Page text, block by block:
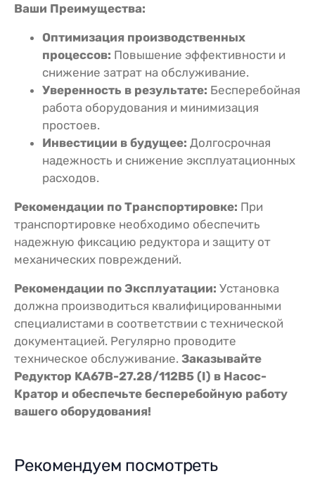
Ваши Преимущества:
Оптимизация производственных
процессов: Повышение эффективности и
снижение затрат на обслуживание.
Уверенность в результате: Бесперебойная
работа оборудования и минимизация
простоев.
Инвестиции в будущее: Долгосрочная
надежность и снижение эксплуатационных
расходов.
Рекомендации по Транспортировке: При
транспортировке необходимо обеспечить
надежную фиксацию редуктора и защиту от
механических повреждений.
Рекомендации по Эксплуатации: Установка
должна производиться квалифицированными
специалистами в соответствии с технической
документацией. Регулярно проводите
техническое обслуживание. Заказывайте
Редуктор KA67B-27.28/112В5 (I) в Насос-
Кратор и обеспечьте бесперебойную работу
вашего оборудования!
Рекомендуем посмотреть